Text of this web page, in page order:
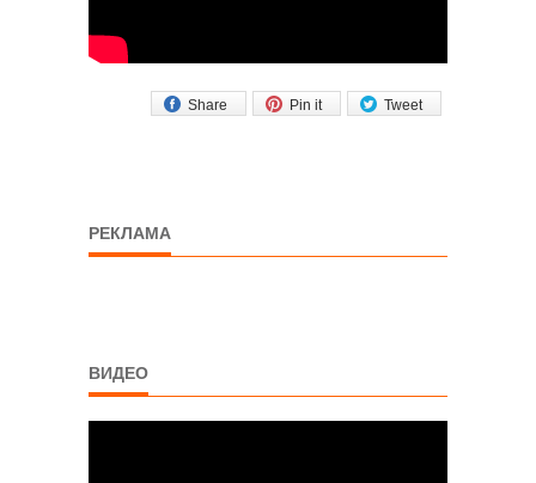
Tweet
Pin it
Share
РЕКЛАМА
ВИДЕО